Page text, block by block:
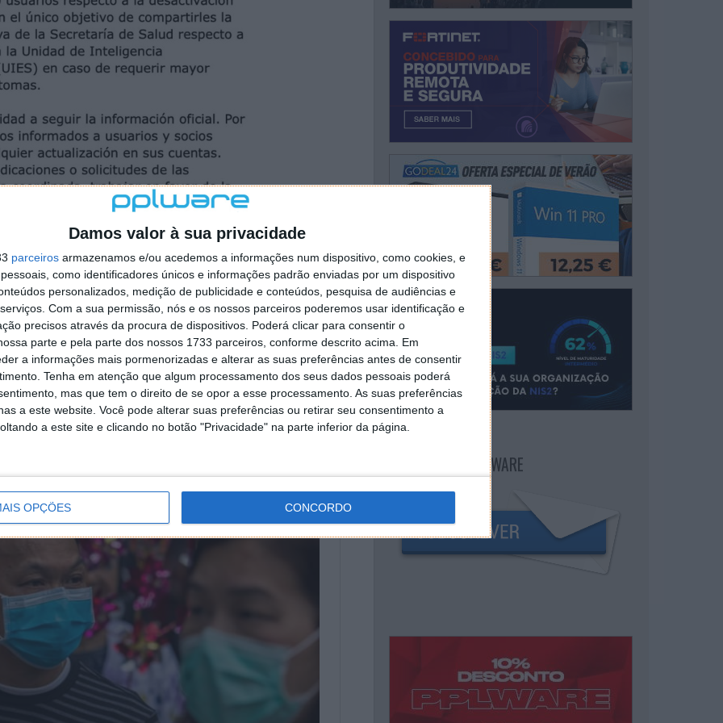
Damos valor à sua privacidade
parceiros armazenamos e/ou acedemos a informações num dispositivo, como cookies, e
como identificadores únicos e informações padrão enviadas por um dispositivo
personalizados, medição de publicidade e conteúdos, pesquisa de audiências e
Com a sua permissão, nós e os nossos parceiros poderemos usar identificação e
precisos através da procura de dispositivos. Poderá clicar para consentir o
parte e pela parte dos nossos 1733 parceiros, conforme descrito acima. Em
a informações mais pormenorizadas e alterar as suas preferências antes de consentir
Tenha em atenção que algum processamento dos seus dados pessoais poderá
mas que tem o direito de se opor a esse processamento. As suas preferências
a este website. Você pode alterar suas preferências ou retirar seu consentimento a
a este site e clicando no botão "Privacidade" na parte inferior da página.
OPÇÕES CONCORDO
confirmou que um motorista do Uber havia
e que, este, estaria possivelmente infetado com o
suspeitos seriam isolados e estudados para confirmar
de Coronavírus no México, a empresa
o risco de propagação e contágio da epidemia.
NEWSLETTER PPLWARE